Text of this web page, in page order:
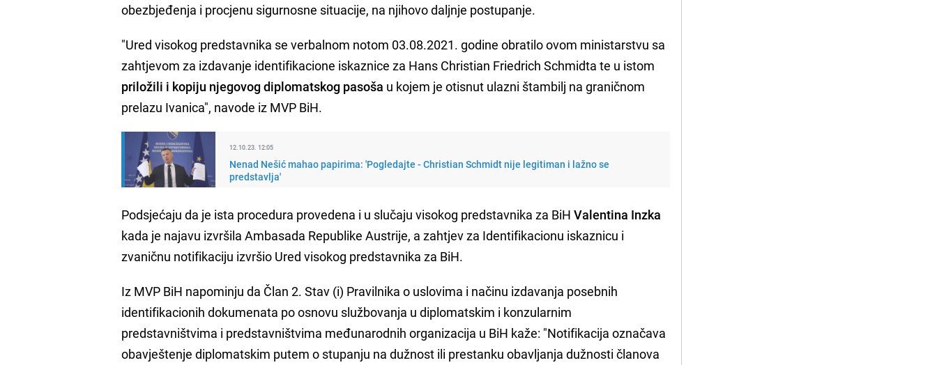
obezbjeđenja i procjenu sigurnosne situacije, na njihovo daljnje postupanje.
"Ured visokog predstavnika se verbalnom notom 03.08.2021. godine obratilo ovom ministarstvu sa
zahtjevom za izdavanje identifikacione iskaznice za Hans Christian Friedrich Schmidta te u istom
priložili i kopiju njegovog diplomatskog pasoša u kojem je otisnut ulazni štambilj na graničnom
prelazu Ivanica", navode iz MVP BiH.
12.10.23. 12:05
Nenad Nešić mahao papirima: 'Pogledajte - Christian Schmidt nije legitiman i lažno se
predstavlja'
Podsjećaju da je ista procedura provedena i u slučaju visokog predstavnika za BiHValentina Inzka
kada je najavu izvršila Ambasada Republike Austrije, a zahtjev za Identifikacionu iskaznicu i
zvaničnu notifikaciju izvršio Ured visokog predstavnika za BiH.
Iz MVP BiH napominju da Član 2. Stav (i) Pravilnika o uslovima i načinu izdavanja posebnih
identifikacionih dokumenata po osnovu službovanja u diplomatskim i konzularnim
predstavništvima i predstavništvima međunarodnih organizacija u BiH kaže: "Notifikacija označava
obavještenje diplomatskim putem o stupanju na dužnost ili prestanku obavljanja dužnosti članova